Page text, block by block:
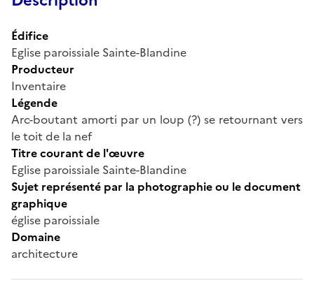
Édifice
Eglise paroissiale Sainte-Blandine
Producteur
Inventaire
Légende
Arc-boutant amorti par un loup (?) se retournant vers
le toit de la nef
Titre courant de l'œuvre
Eglise paroissiale Sainte-Blandine
Sujet représenté par la photographie ou le document
graphique
église paroissiale
Domaine
architecture